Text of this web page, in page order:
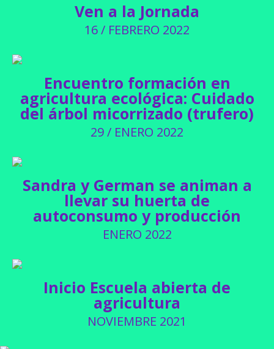
Ven a la Jornada
16 / FEBRERO 2022
Encuentro formación en
agricultura ecológica: Cuidado
del árbol micorrizado (trufero)
29 / ENERO 2022
Sandra y German se animan a
llevar su huerta de
autoconsumo y producción
ENERO 2022
Inicio Escuela abierta de
agricultura
NOVIEMBRE 2021